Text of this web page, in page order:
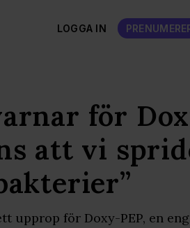
LOGGA IN
för
att vi
upprop för Doxy-PEP, en